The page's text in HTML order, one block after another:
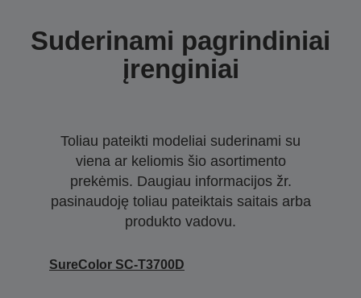
Suderinami pagrindiniai
įrenginiai
Toliau pateikti modeliai suderinami su
viena ar keliomis šio asortimento
prekėmis. Daugiau informacijos žr.
pasinaudoję toliau pateiktais saitais arba
produkto vadovu.
SureColor SC-T3700D